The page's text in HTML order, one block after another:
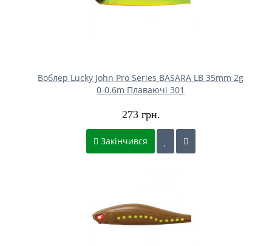
Воблер Lucky John Pro Series BASARA LB 35mm 2g
0-0.6m Плаваючі 301
273 грн.
Закінчився